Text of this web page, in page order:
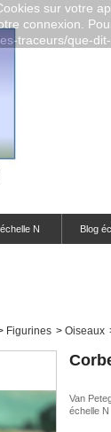
N Blog
Figurines > Oiseaux
Van
échelle N
sur votre
connexion.
traceurs/que-